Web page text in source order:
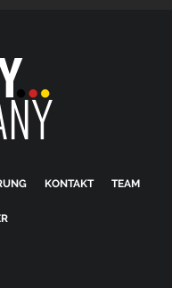
KONTAKT TEAM